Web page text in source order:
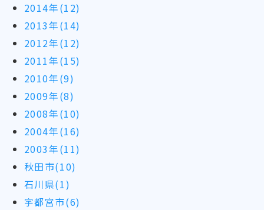
2014年(12)
2013年(14)
2012年(12)
2011年(15)
2010年(9)
2009年(8)
2008年(10)
2004年(16)
2003年(11)
秋田市(10)
石川県(1)
宇都宮市(6)